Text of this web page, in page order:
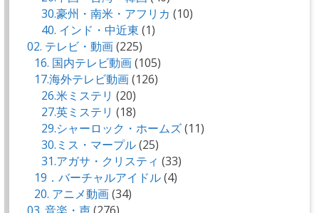
30.豪州・南米・アフリカ (10)
40. インド・中近東 (1)
02. テレビ・動画(225)
16. 国内テレビ動画(105)
17.海外テレビ動画(126)
26.米ミステリ (20)
27.英ミステリ (18)
29.シャーロック・ホームズ(11)
30.ミス・マープル(25)
31.アガサ・クリスティ (33)
19．バーチャルアイドル(4)
20. アニメ動画(34)